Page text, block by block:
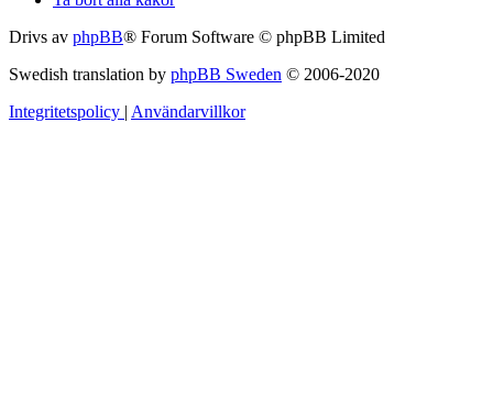
Drivs av phpBB® Forum Software © phpBB Limited
Swedish translation by phpBB Sweden © 2006-2020
Integritetspolicy | Användarvillkor